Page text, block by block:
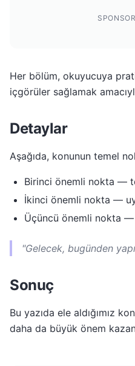
Her bölüm, okuyucuya
içgörüler sağlamak
Detaylar
Aşağıda, konunun temel
Birinci önemli nokta —
İkinci önemli nokta —
Üçüncü önemli nokta
"Gelecek, bugünden
Sonuç
Bu yazıda ele aldığımız
daha da büyük önem